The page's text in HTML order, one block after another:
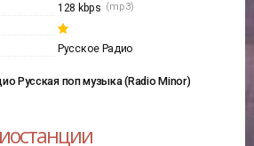
128 kbps (mp3)
Русское Радио
Русская поп музыка (Radio Minor)